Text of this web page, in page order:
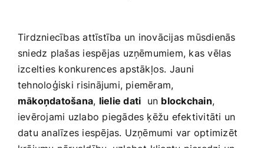
Tirdzniecības attīstība un⁤ inovācijas mūsdienās
sniedz plašas iespējas uzņēmumiem, kas‌ vēlas ​
izcelties konkurences apstākļos. Jauni
tehnoloģiski⁤ risinājumi, piemēram,
mākoņdatošana, lielie dati ‌ un blockchain,
ievērojami uzlabo piegādes ķēžu efektivitāti⁢ un
datu analīzes iespējas. Uzņēmumi var optimizēt